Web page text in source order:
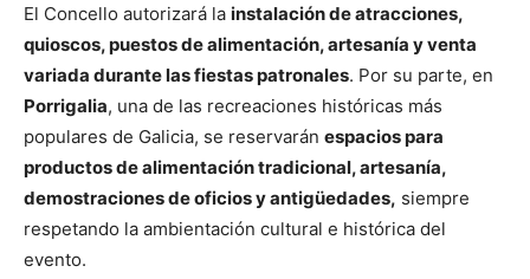
El Concello autorizará la instalación de atracciones,
quioscos, puestos de alimentación, artesanía y venta
variada durante las fiestas patronales. Por su parte, en
Porrigalia, una de las recreaciones históricas más
populares de Galicia, se reservarán espacios para
productos de alimentación tradicional, artesanía,
demostraciones de oficios y antigüedades, siempre
respetando la ambientación cultural e histórica del
evento.